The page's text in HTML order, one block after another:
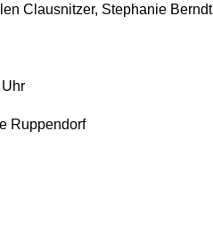
Clausnitzer, Stephanie Berndt
Ruppendorf